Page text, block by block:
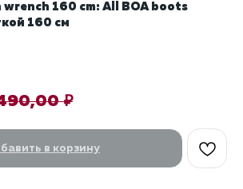
wrench 160 cm: All BOA boots
160 см
₽
в корзину